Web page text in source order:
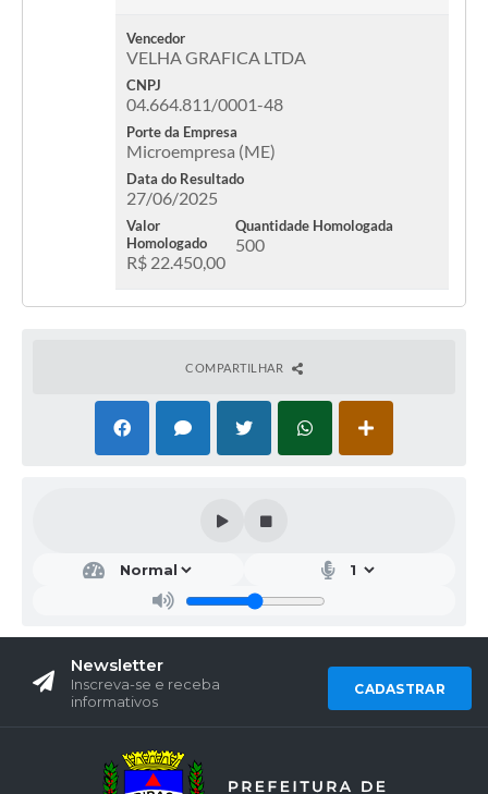
Vencedor
VELHA GRAFICA LTDA
CNPJ
04.664.811/0001-48
Porte da Empresa
Microempresa (ME)
Data do Resultado
27/06/2025
Valor
Homologado
R$ 22.450,00
Quantidade Homologada
500
COMPARTILHAR
Newsletter
Inscreva-se e receba
informativos
CADASTRAR